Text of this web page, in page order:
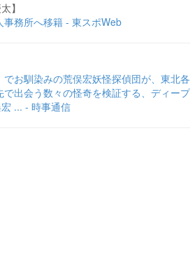
】
務所へ移籍 - 東スポWeb
でお馴染みの荒俣宏妖怪探偵団が、東北各
出会う数々の怪奇を検証する、ディープ
... - 時事通信